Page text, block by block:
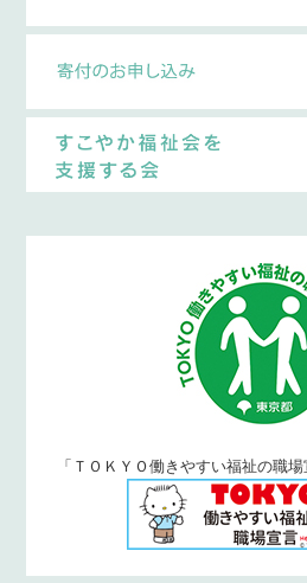
「ＴＯＫＹＯ働きやすい福祉の職